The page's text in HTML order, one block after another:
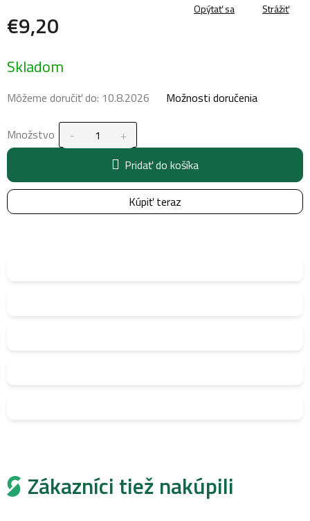
€9,20
cena:
Skladom
Môžeme doručiť do: 10.8.2026 Možnosti doručenia
Množstvo
Pridať do košíka
Kúpiť teraz
Opýtať sa Strážiť
Zákazníci tiež nakúpili